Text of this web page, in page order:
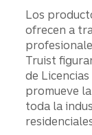
Los
ofrecen a
Truist
de
promueve
toda la